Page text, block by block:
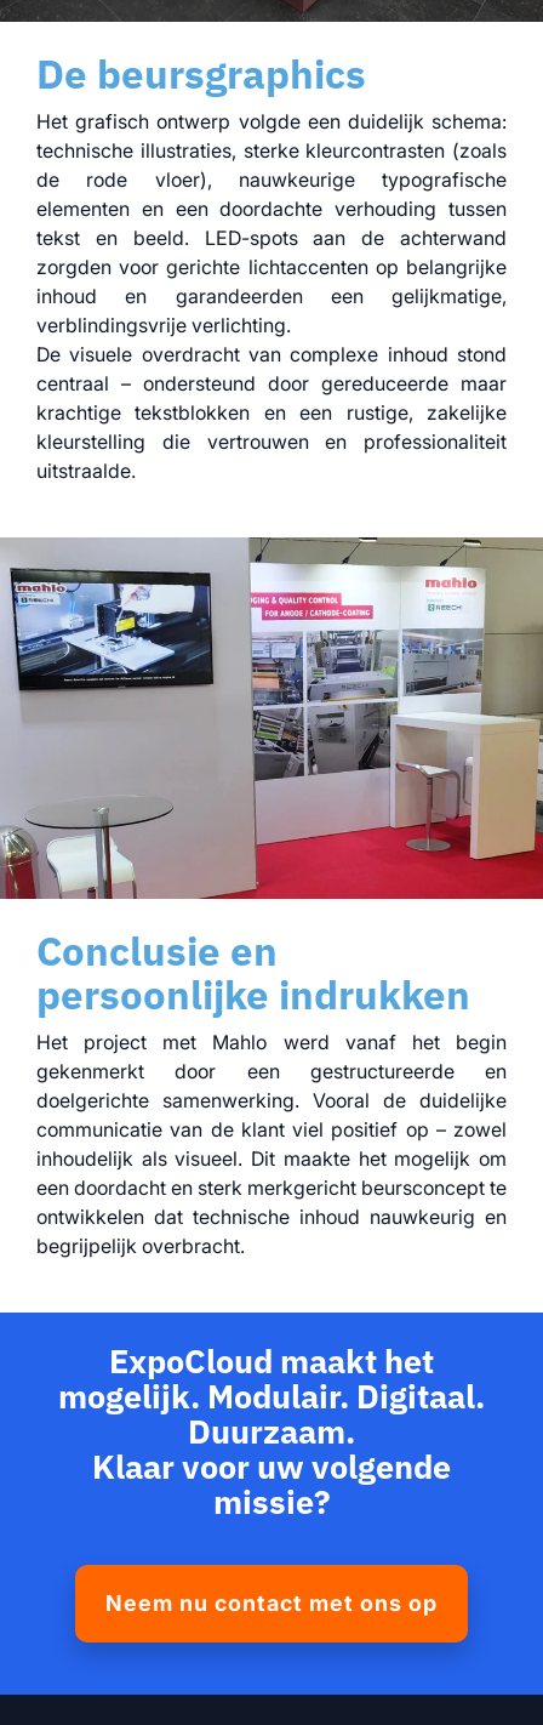
De beursgraphics
Het grafisch ontwerp volgde een duidelijk schema:
technische illustraties, sterke kleurcontrasten (zoals
de rode vloer), nauwkeurige typografische
elementen en een doordachte verhouding tussen
tekst en beeld. LED-spots aan de achterwand
zorgden voor gerichte lichtaccenten op belangrijke
inhoud en garandeerden een gelijkmatige,
verblindingsvrije verlichting.
De visuele overdracht van complexe inhoud stond
centraal – ondersteund door gereduceerde maar
krachtige tekstblokken en een rustige, zakelijke
kleurstelling die vertrouwen en professionaliteit
uitstraalde.
Conclusie en
persoonlijke indrukken
Het project met Mahlo werd vanaf het begin
gekenmerkt door een gestructureerde en
doelgerichte samenwerking. Vooral de duidelijke
communicatie van de klant viel positief op – zowel
inhoudelijk als visueel. Dit maakte het mogelijk om
een doordacht en sterk merkgericht beursconcept te
ontwikkelen dat technische inhoud nauwkeurig en
begrijpelijk overbracht.
ExpoCloud maakt het
mogelijk. Modulair. Digitaal.
Duurzaam.
Klaar voor uw volgende
missie?
Neem nu contact met ons op